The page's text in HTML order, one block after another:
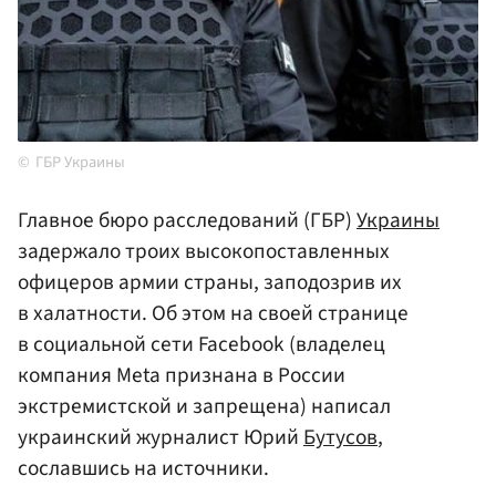
ГБР Украины
Главное бюро расследований (ГБР)Украины
задержало троих высокопоставленных
офицеров армии страны, заподозрив их
в халатности. Об этом на своей странице
в социальной сети Facebook (владелец
компания Meta признана в России
экстремистской и запрещена) написал
украинский журналист ЮрийБутусов,
сославшись на источники.